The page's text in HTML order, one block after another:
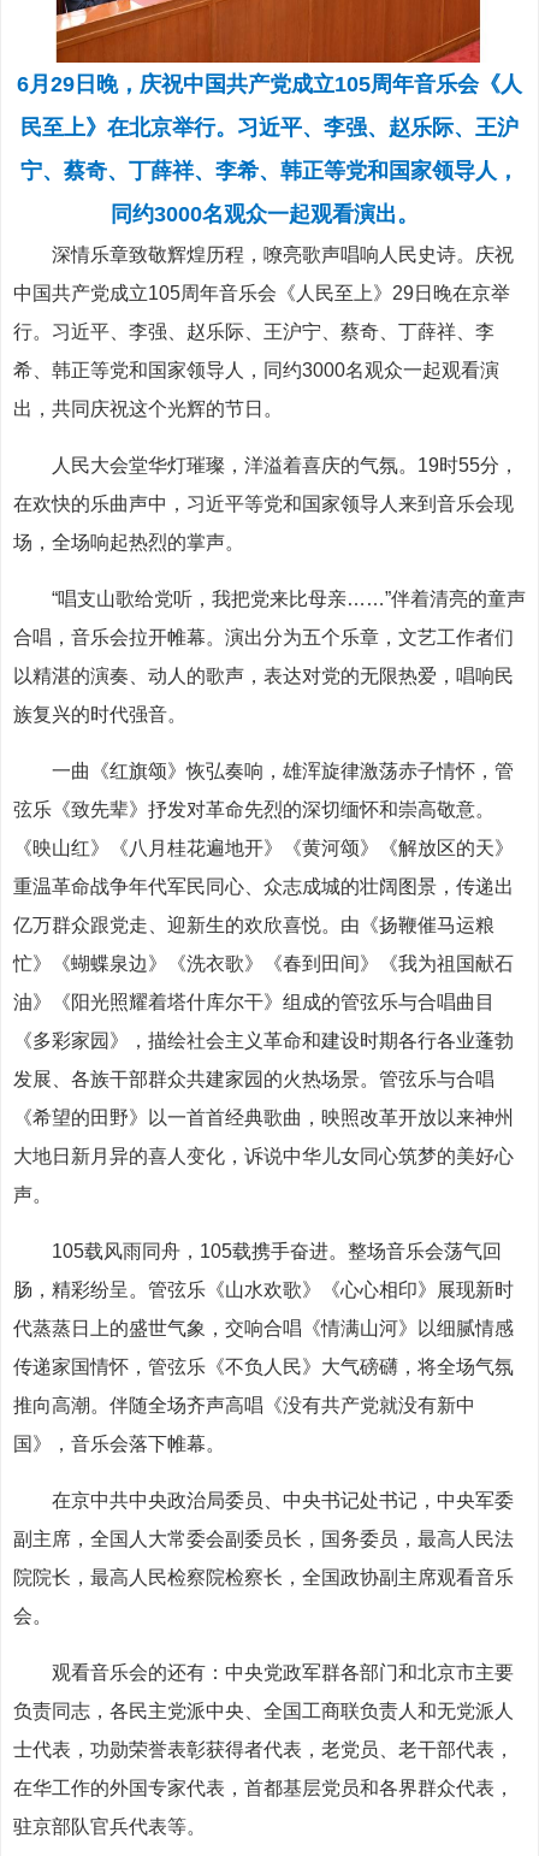
6月29日晚，庆祝中国共产党成立105周年音乐会《人
民至上》在北京举行。习近平、李强、赵乐际、王沪
宁、蔡奇、丁薛祥、李希、韩正等党和国家领导人，
同约3000名观众一起观看演出。
深情乐章致敬辉煌历程，嘹亮歌声唱响人民史诗。庆祝
中国共产党成立105周年音乐会《人民至上》29日晚在京举
行。习近平、李强、赵乐际、王沪宁、蔡奇、丁薛祥、李
希、韩正等党和国家领导人，同约3000名观众一起观看演
出，共同庆祝这个光辉的节日。
人民大会堂华灯璀璨，洋溢着喜庆的气氛。19时55分，
在欢快的乐曲声中，习近平等党和国家领导人来到音乐会现
场，全场响起热烈的掌声。
“唱支山歌给党听，我把党来比母亲……”伴着清亮的童声
合唱，音乐会拉开帷幕。演出分为五个乐章，文艺工作者们
以精湛的演奏、动人的歌声，表达对党的无限热爱，唱响民
族复兴的时代强音。
一曲《红旗颂》恢弘奏响，雄浑旋律激荡赤子情怀，管
弦乐《致先辈》抒发对革命先烈的深切缅怀和崇高敬意。
《映山红》《八月桂花遍地开》《黄河颂》《解放区的天》
重温革命战争年代军民同心、众志成城的壮阔图景，传递出
亿万群众跟党走、迎新生的欢欣喜悦。由《扬鞭催马运粮
忙》《蝴蝶泉边》《洗衣歌》《春到田间》《我为祖国献石
油》《阳光照耀着塔什库尔干》组成的管弦乐与合唱曲目
《多彩家园》，描绘社会主义革命和建设时期各行各业蓬勃
发展、各族干部群众共建家园的火热场景。管弦乐与合唱
《希望的田野》以一首首经典歌曲，映照改革开放以来神州
大地日新月异的喜人变化，诉说中华儿女同心筑梦的美好心
声。
105载风雨同舟，105载携手奋进。整场音乐会荡气回
肠，精彩纷呈。管弦乐《山水欢歌》《心心相印》展现新时
代蒸蒸日上的盛世气象，交响合唱《情满山河》以细腻情感
传递家国情怀，管弦乐《不负人民》大气磅礴，将全场气氛
推向高潮。伴随全场齐声高唱《没有共产党就没有新中
国》，音乐会落下帷幕。
在京中共中央政治局委员、中央书记处书记，中央军委
副主席，全国人大常委会副委员长，国务委员，最高人民法
院院长，最高人民检察院检察长，全国政协副主席观看音乐
会。
观看音乐会的还有：中央党政军群各部门和北京市主要
负责同志，各民主党派中央、全国工商联负责人和无党派人
士代表，功勋荣誉表彰获得者代表，老党员、老干部代表，
在华工作的外国专家代表，首都基层党员和各界群众代表，
驻京部队官兵代表等。